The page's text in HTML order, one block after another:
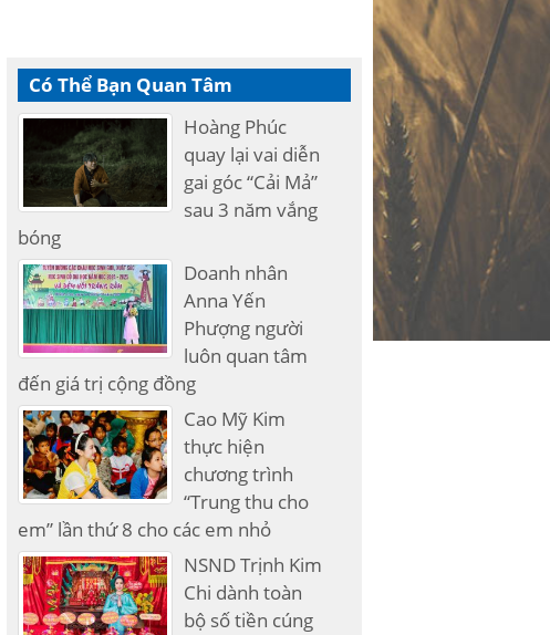
Có Thể Bạn Quan Tâm
Hoàng Phúc
quay lại vai diễn
gai góc “Cải Mả”
sau 3 năm vắng
bóng
Doanh nhân
Anna Yến
Phượng người
luôn quan tâm
đến giá trị cộng đồng
Cao Mỹ Kim
thực hiện
chương trình
“Trung thu cho
em” lần thứ 8 cho các em nhỏ
NSND Trịnh Kim
Chi dành toàn
bộ số tiền cúng